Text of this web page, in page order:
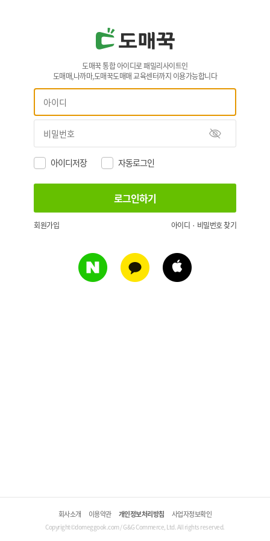
도매꾹 통합 아이디로 패밀리사이트인
도매매,나까마,도매꾹도매매 교육센터까지 이용가능합니다
아이디저장 자동로그인
회원가입 아이디 · 비밀번호 찾기
회사소개 이용약관 개인정보처리방침 사업자정보확인
Copyright©domeggook.com / G&G Commerce, Ltd. All rights reserved.